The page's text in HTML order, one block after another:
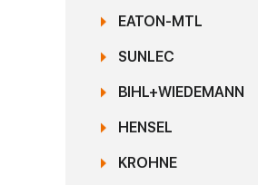
EATON-MTL
SUNLEC
BIHL+WIEDEMANN
HENSEL
KROHNE